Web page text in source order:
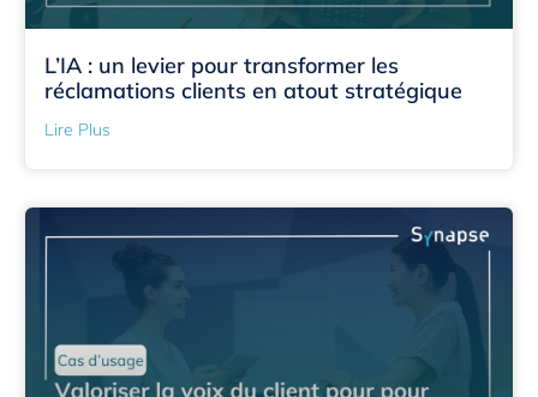
L’IA : un levier pour transformer les
réclamations clients en atout stratégique
Lire Plus